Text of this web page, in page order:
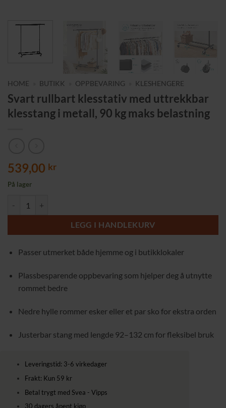
HOME BUTIKK OPPBEVARING KLESHENGERE
Svart rullbart klesstativ med uttrekkbar
klesstang i metall, 90 kg maks belastning
539,00 kr
På lager
LEGG I HANDLEKURV
Passer utmerket både hjemme og i butikklokaler
Plassbesparende oppbevaring som hjelper deg å utnytte
rommet bedre
Nedre hylle rommer esker eller et par sko for ekstra orden
Justerbar stang med lengde 92–132 cm for fleksibel bruk
Leveringstid: 3-6 virkedager
Frakt: Kun 59 kr
Betal trygt med Svea - Vipps
30 dagers åpent kjøp